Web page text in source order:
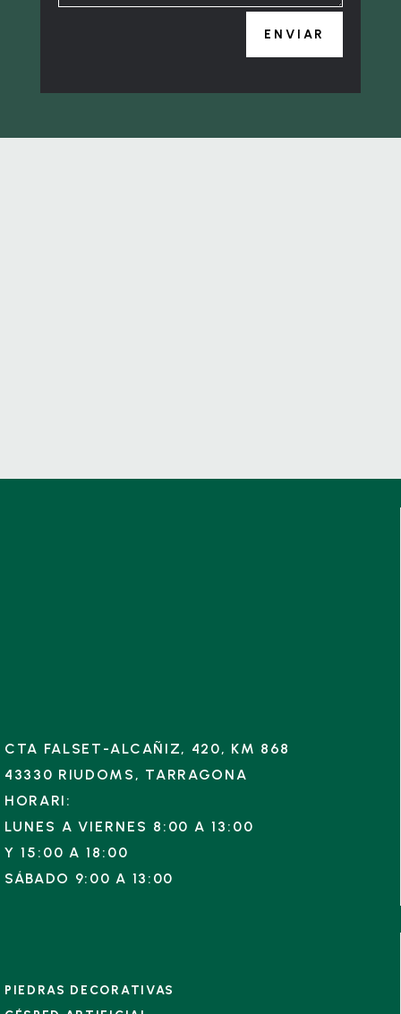
ENVIAR
CTA FALSET-ALCAÑIZ, 420, KM 868
43330 RIUDOMS, TARRAGONA
HORARI:
LUNES A VIERNES 8:00 A 13:00
Y 15:00 A 18:00
SÁBADO 9:00 A 13:00
PIEDRAS DECORATIVAS